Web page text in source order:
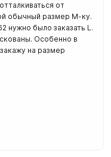
от
обычный размер М-ку.
нужно было заказать L.
Особенно в
на размер